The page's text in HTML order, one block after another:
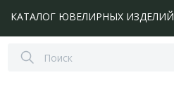
КАТАЛОГ ЮВЕЛИРНЫХ ИЗДЕЛИЙ